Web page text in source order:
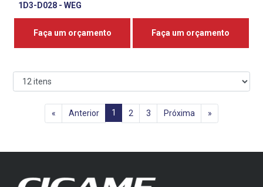
1D3-D028 - WEG
Faça um orçamento Faça um orçamento
« Anterior 1 2 3 Próxima »